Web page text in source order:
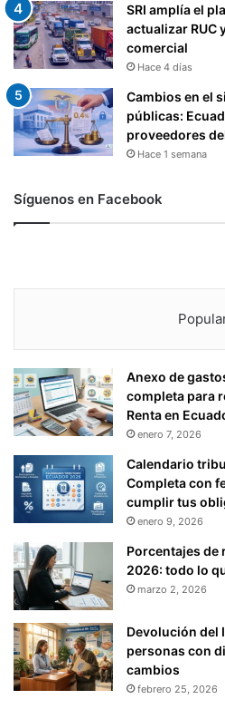
SRI amplía el
actualizar RUC
comercial
Hace 4 días
Cambios en el
públicas:
proveedores
Hace 1 semana
Síguenos en Facebook
Anexo de
completa para
Renta en
enero 7, 2026
Calendario
Completa con
cumplir tus
enero 9, 2026
Porcentajes de
2026: todo lo
marzo 2, 2026
Devolución del
personas con
cambios
febrero 25, 2026